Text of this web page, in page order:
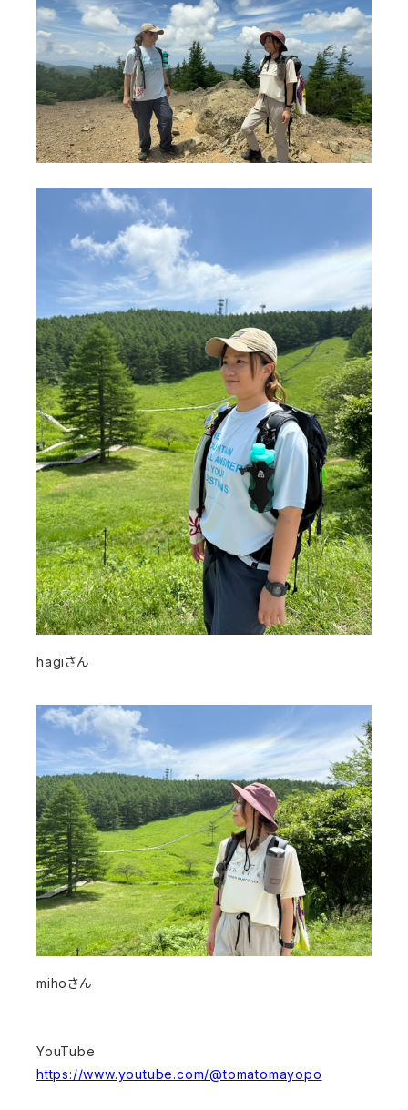
hagiさん
mihoさん
YouTube
https://www.youtube.com/@tomatomayopo